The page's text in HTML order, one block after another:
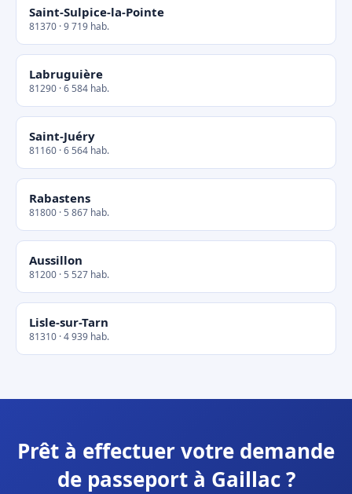
Saint-Sulpice-la-Pointe
81370 · 9 719 hab.
Labruguière
81290 · 6 584 hab.
Saint-Juéry
81160 · 6 564 hab.
Rabastens
81800 · 5 867 hab.
Aussillon
81200 · 5 527 hab.
Lisle-sur-Tarn
81310 · 4 939 hab.
Prêt à effectuer votre demande
de passeport à Gaillac ?